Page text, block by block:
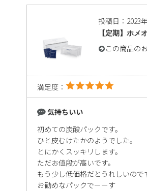
投稿日：2023
【定期】ホ
この商品の
満足度：
気持ちいい
初めての炭酸パックです。
ひと皮むけたかのようでした。
とにかくスッキリします。
ただお値段が高いです。
もう少し低価格だとうれしいので
お勧めなパックでーーす